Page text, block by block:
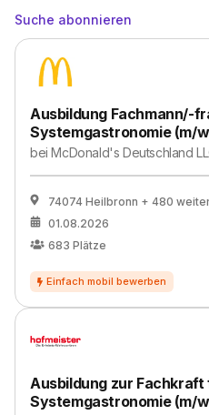
Suche abonnieren
Ausbildung Fachmann/-
Systemgastronomie (m/
beiMcDonald's Deutschland
74074 Heilbronn + 480
01.08.2026
683 Plätze
Ausbildung zur Fachkraft
Systemgastronomie (m/